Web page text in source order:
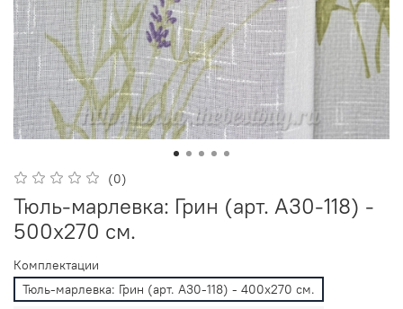
(0)
Тюль-марлевка: Грин (арт. А30-118) -
500х270 см.
Комплектации
Тюль-марлевка: Грин (арт. А30-118) - 400х270 см.